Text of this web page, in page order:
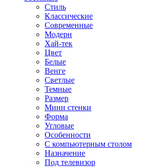
Стиль
Классические
Современные
Модерн
Хай-тек
Цвет
Белые
Венге
Светлые
Темные
Размер
Мини стенки
Форма
Угловые
Особенности
С компьютерным столом
Назначение
Под телевизор